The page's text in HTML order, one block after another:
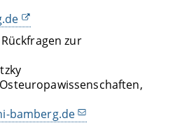
zur
bamberg.de